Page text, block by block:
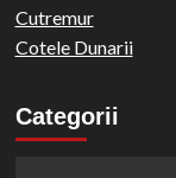
Cutremur
Cotele Dunarii
Categorii